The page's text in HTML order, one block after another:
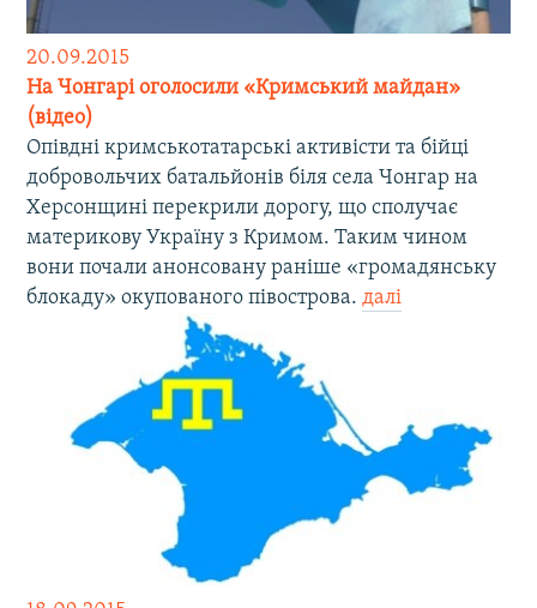
20.09.2015
На Чонгарі оголосили «Кримський майдан»
(відео)
Опівдні кримськотатарські активісти та бійці
добровольчих батальйонів біля села Чонгар на
Херсонщині перекрили дорогу, що сполучає
материкову Україну з Кримом. Таким чином
вони почали анонсовану раніше «громадянську
блокаду» окупованого півострова. далі